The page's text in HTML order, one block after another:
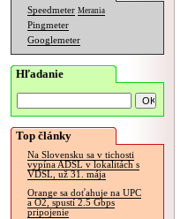
Speedmeter Merania
Pingmeter
Googlemeter
Hľadanie
Top články
Na Slovensku sa v tichosti
vypína ADSL v lokalitách s
VDSL, už 31. mája
Orange sa doťahuje na UPC
a O2, spustí 2.5 Gbps
pripojenie